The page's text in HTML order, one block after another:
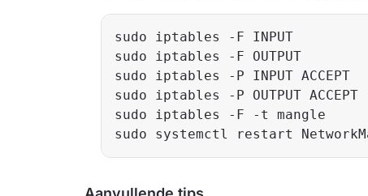
sudo iptables -F INPUT
sudo iptables -F OUTPUT
sudo iptables -P INPUT ACCEPT
sudo iptables -P OUTPUT ACCEPT
sudo iptables -F -t mangle